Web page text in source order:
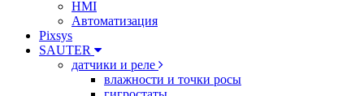
HMI
Автоматизация
Pixsys
SAUTER
датчики и реле
влажности и точки росы